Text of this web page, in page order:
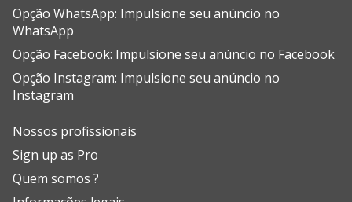
Opção WhatsApp: Impulsione seu anúncio no
WhatsApp
Opção Facebook: Impulsione seu anúncio no Facebook
Opção Instagram: Impulsione seu anúncio no
Instagram
Nossos profissionais
Sign up as Pro
Quem somos ?